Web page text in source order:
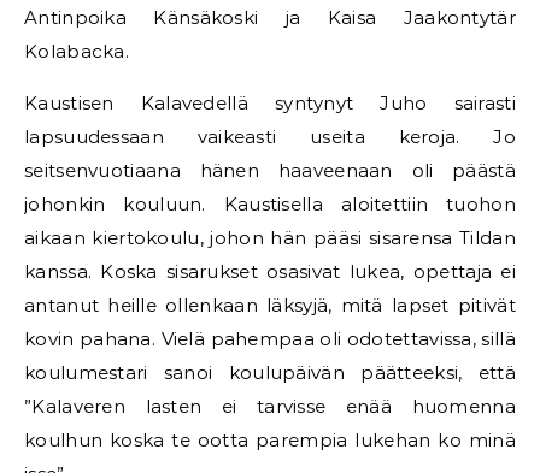
Antinpoika Känsäkoski ja Kaisa Jaakontytär
Kolabacka.
Kaustisen Kalavedellä syntynyt Juho sairasti
lapsuudessaan vaikeasti useita keroja. Jo
seitsenvuotiaana hänen haaveenaan oli päästä
johonkin kouluun. Kaustisella aloitettiin tuohon
aikaan kiertokoulu, johon hän pääsi sisarensa Tildan
kanssa. Koska sisarukset osasivat lukea, opettaja ei
antanut heille ollenkaan läksyjä, mitä lapset pitivät
kovin pahana. Vielä pahempaa oli odotettavissa, sillä
koulumestari sanoi koulupäivän päätteeksi, että
”Kalaveren lasten ei tarvisse enää huomenna
koulhun koska te ootta parempia lukehan ko minä